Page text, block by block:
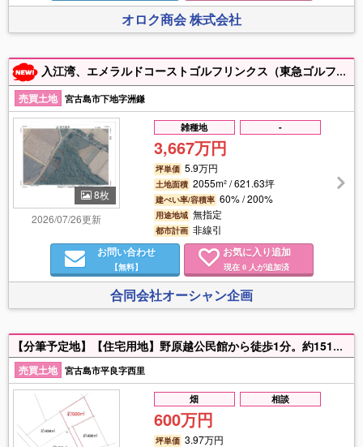
オロク商会 株式会社
入江湾、エメラルドコーストゴルフリンクス（東急ゴルフ場）の近くです☆
売買土地 宮古島市下地字洲鎌
8枚
2026/07/26更新
雑種地 -
3,667万円
坪単価 5.9万円
土地面積 2055m² / 621.63坪
建ぺい率/容積率 60% / 200%
用途地域 無指定
都市計画 非線引
お問い合わせ
【無料】
お気に入り追加
現在 0 人が追加済
合同会社オーシャン企画
【分筆予定地】【住宅用地】野原越公民館から徒歩1分。約151坪の旗竿地になります。住宅用地におすすめ（地目「畑」の為、農地法第5条申請必要）住宅用途以外の申請は基本的に不可。（但し、農地転用可否判断が難しい立地です） ※弊社は行政書士事務所併設のため、農地法申請も併せてご相談いただけます。住宅用途以外の申請は不可。（但し、農地転用可否判断が難しい立地です）
売買土地 宮古島市平良字西里
畑 相談
600万円
坪単価 3.97万円